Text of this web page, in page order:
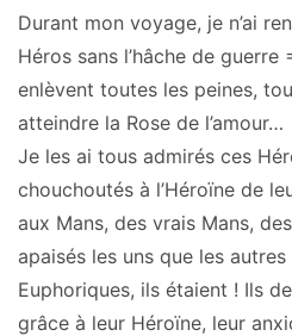
Durant mon voyage, je n’ai
Héros sans l’hâche de
enlèvent toutes les peines,
atteindre la Rose de l’amour…
Je les ai tous admirés ces
chouchoutés à l’Héroïne de
aux Mans, des vrais Mans,
apaisés les uns que les autres
Euphoriques, ils étaient ! Ils
grâce à leur Héroïne, leur